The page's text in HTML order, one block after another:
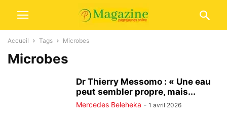
Accueil Tags Microbes
Microbes
Dr Thierry Messomo : « Une eau
peut sembler propre, mais...
Mercedes Beleheka - 1 avril 2026